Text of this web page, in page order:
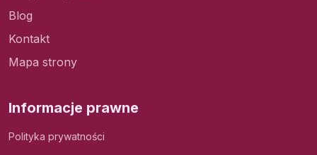
Blog
Kontakt
Mapa strony
Informacje prawne
Polityka prywatności